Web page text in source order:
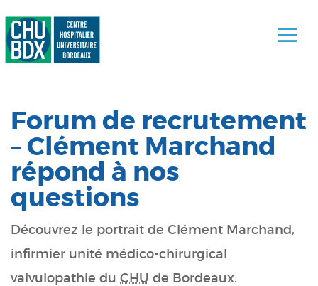
Forum de recrutement
– Clément Marchand
répond à nos
questions
Découvrez le portrait de Clément Marchand,
infirmier unité médico-chirurgical
valvulopathie du CHU de Bordeaux.